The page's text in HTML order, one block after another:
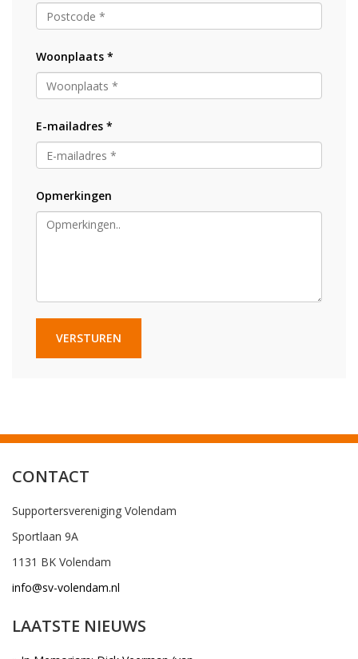
Woonplaats *
E-mailadres *
Opmerkingen
VERSTUREN
CONTACT
Supportersvereniging Volendam
Sportlaan 9A
1131 BK Volendam
info@sv-volendam.nl
LAATSTE NIEUWS